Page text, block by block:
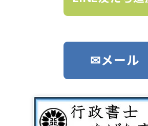
✉メール